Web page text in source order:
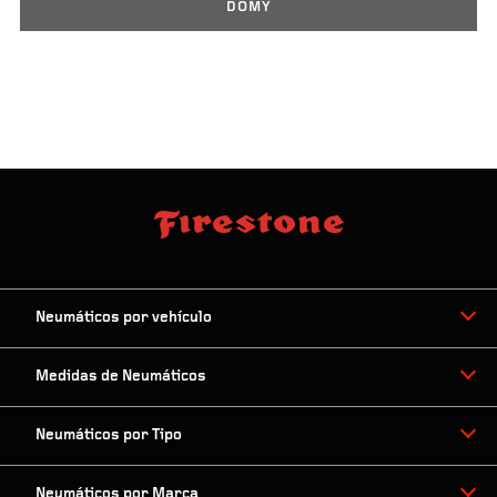
DOMY
Neumáticos por vehículo
Medidas de Neumáticos
Neumáticos por Tipo